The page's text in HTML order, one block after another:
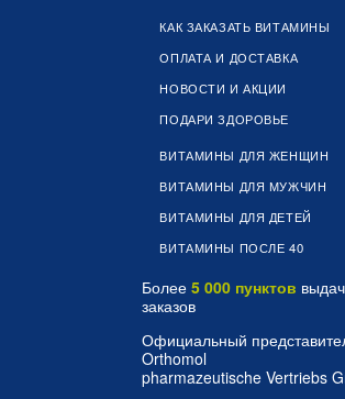
КАК ЗАКАЗАТЬ ВИТАМИНЫ
ОПЛАТА И ДОСТАВКА
НОВОСТИ И АКЦИИ
ПОДАРИ ЗДОРОВЬЕ
ВИТАМИНЫ ДЛЯ ЖЕНЩИН
ВИТАМИНЫ ДЛЯ МУЖЧИН
ВИТАМИНЫ ДЛЯ ДЕТЕЙ
ВИТАМИНЫ ПОСЛЕ 40
Более 5 000 пунктов
заказов
Официальный
Orthomol
pharmazeutische Vertriebs